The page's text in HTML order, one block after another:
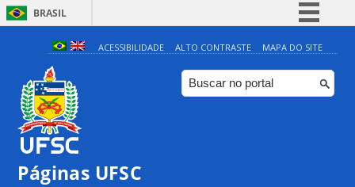
BRASIL
Simplifique!
Comunica BR
Participe
ACESSIBILIDADE ALTO CONTRASTE MAPA DO SITE
Páginas UFSC